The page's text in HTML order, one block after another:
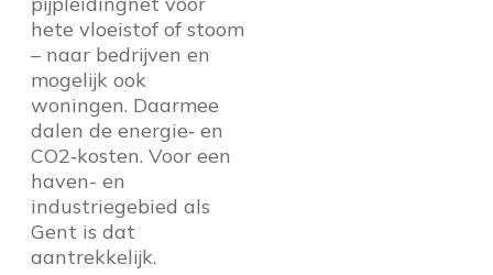
hete vloeistof of stoom
– naar bedrijven en
mogelijk ook
woningen. Daarmee
dalen de energie‑ en
CO2‑kosten. Voor een
haven- en
industriegebied als
Gent is dat
aantrekkelijk.